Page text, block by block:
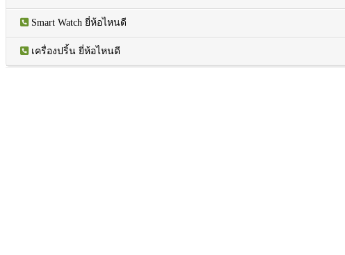
Smart Watch ยี่ห้อไหนดี
เครื่องปริ้น ยี่ห้อไหนดี